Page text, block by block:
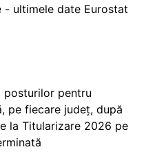
- ultimele date Eurostat
posturilor pentru
pe fiecare județ, după
la Titularizare 2026 pe